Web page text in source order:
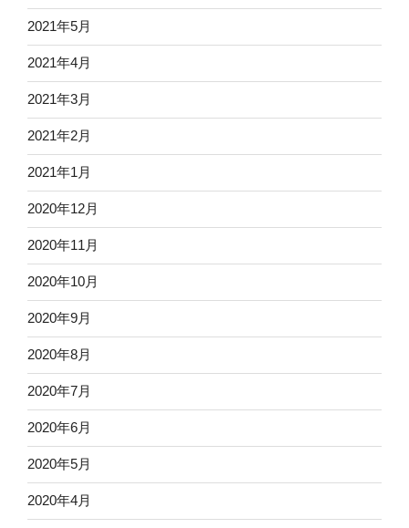
2021年5月
2021年4月
2021年3月
2021年2月
2021年1月
2020年12月
2020年11月
2020年10月
2020年9月
2020年8月
2020年7月
2020年6月
2020年5月
2020年4月